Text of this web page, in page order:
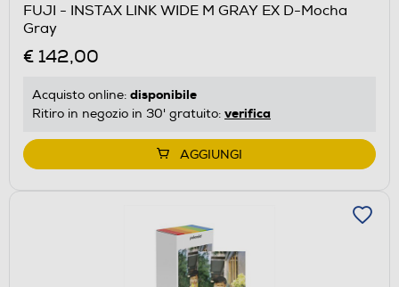
FUJI - INSTAX LINK WIDE M GRAY EX D-Mocha
Gray
€ 142,00
Acquisto online: disponibile
Ritiro in negozio in 30' gratuito: verifica
AGGIUNGI